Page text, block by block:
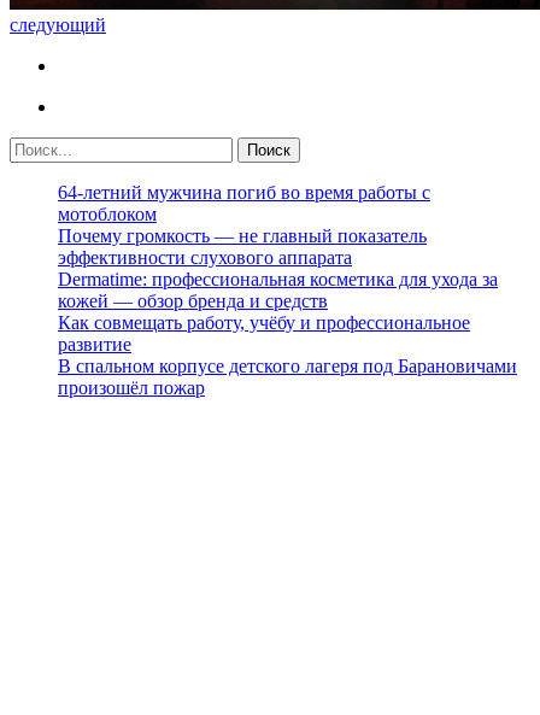
следующий
64-летний мужчина погиб во время работы с
мотоблоком
Почему громкость — не главный показатель
эффективности слухового аппарата
Dermatime: профессиональная косметика для ухода за
кожей — обзор бренда и средств
Как совмещать работу, учёбу и профессиональное
развитие
В спальном корпусе детского лагеря под Барановичами
произошёл пожар